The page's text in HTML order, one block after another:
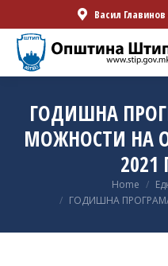
Васил Главинов
ГОДИШНА
МОЖНОСТИ НА
Home
ГОДИШНА